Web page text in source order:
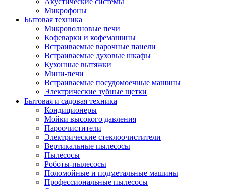
Микрофоны
Бытовая техника
Микроволновые печи
Кофеварки и кофемашины
Встраиваемые варочные панели
Встраиваемые духовые шкафы
Кухонные вытяжки
Мини-печи
Встраиваемые посудомоечные машины
Электрические зубные щетки
Бытовая и садовая техника
Кондиционеры
Мойки высокого давления
Пароочистители
Электрические стеклоочистители
Вертикальные пылесосы
Пылесосы
Роботы-пылесосы
Поломойные и подметальные машины
Профессиональные пылесосы